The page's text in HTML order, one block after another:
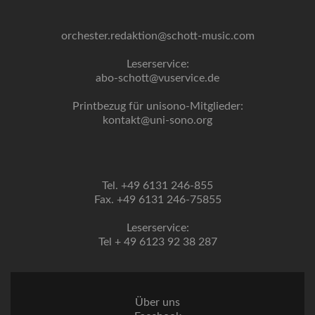
orchester.redaktion@schott-music.com
Leserservice:
abo-schott@vuservice.de
Printbezug für unisono-Mitglieder:
kontakt@uni-sono.org
Tel. +49 6131 246-855
Fax. +49 6131 246-75855
Leserservice:
Tel + 49 6123 92 38 287
Über uns